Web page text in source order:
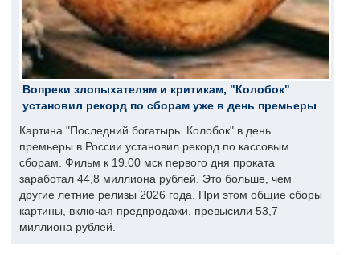
Вопреки злопыхателям и критикам, "Колобок"
установил рекорд по сборам уже в день премьеры
Картина "Последний богатырь. Колобок" в день
премьеры в России установил рекорд по кассовым
сборам. Фильм к 19.00 мск первого дня проката
заработал 44,8 миллиона рублей. Это больше, чем
другие летние релизы 2026 года. При этом общие сборы
картины, включая предпродажи, превысили 53,7
миллиона рублей.